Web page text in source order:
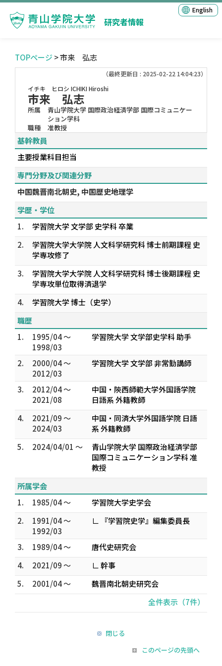
研究者情報
English
TOPページ > 市来 弘志
（最終更新日 : 2025-02-22 14:04:23）
イチキ ヒロシ ICHIKI Hiroshi
市来 弘志
所属
青山学院大学 国際政治経済学部 国際コミュニケー
ション学科
職種
准教授
基幹教員
主要授業科目担当
専門分野及び関連分野
中国魏晋南北朝史, 中国歴史地理学
学歴・学位
1.
学習院大学 文学部 史学科 卒業
2.
学習院大学大学院 人文科学研究科 博士前期課程 史
学専攻修了
3.
学習院大学大学院 人文科学研究科 博士後期課程 史
学専攻単位取得済退学
4.
学習院大学 博士（史学）
職歴
1.
1995/04 ～
1998/03
学習院大学 文学部史学科 助手
2.
2000/04 ～
2012/03
学習院大学 文学部 非常勤講師
3.
2012/04 ～
2021/08
中国・陝西師範大学外国語学院
日語系 外籍教師
4.
2021/09 ～
2024/03
中国・同済大学外国語学院 日語
系 外籍教師
5.
2024/04/01 ～
青山学院大学 国際政治経済学部
国際コミュニケーション学科 准
教授
所属学会
1.
1985/04 ～
学習院大学史学会
2.
1991/04 ～
1992/03
∟ 『学習院史学』編集委員長
3. 1989/04 ～
唐代史研究会
4.
2021/09 ～
∟ 幹事
5.
2001/04 ～
魏晋南北朝史研究会
全件表示（7件）
閉じる
このページの先頭へ